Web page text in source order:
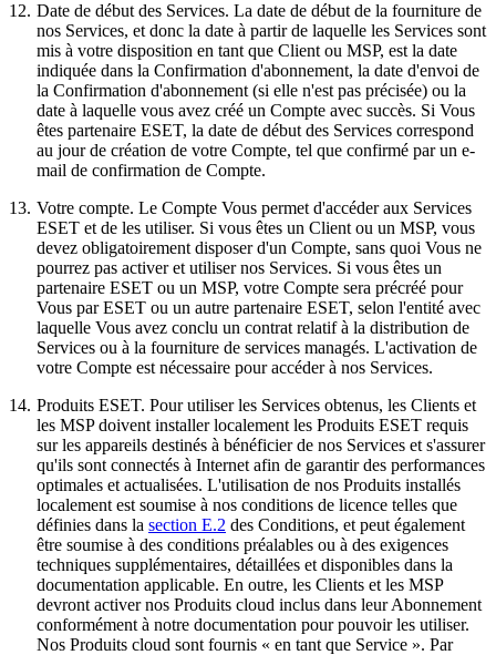
12. Date de début des Services. La date de début de la fourniture de
nos Services, et donc la date à partir de laquelle les Services sont
mis à votre disposition en tant que Client ou MSP, est la date
indiquée dans la Confirmation d'abonnement, la date d'envoi de
la Confirmation d'abonnement (si elle n'est pas précisée) ou la
date à laquelle vous avez créé un Compte avec succès. Si Vous
êtes partenaire ESET, la date de début des Services correspond
au jour de création de votre Compte, tel que confirmé par un e-
mail de confirmation de Compte.
13. Votre compte. Le Compte Vous permet d'accéder aux Services
ESET et de les utiliser. Si vous êtes un Client ou un MSP, vous
devez obligatoirement disposer d'un Compte, sans quoi Vous ne
pourrez pas activer et utiliser nos Services. Si vous êtes un
partenaire ESET ou un MSP, votre Compte sera précréé pour
Vous par ESET ou un autre partenaire ESET, selon l'entité avec
laquelle Vous avez conclu un contrat relatif à la distribution de
Services ou à la fourniture de services managés. L'activation de
votre Compte est nécessaire pour accéder à nos Services.
14. Produits ESET. Pour utiliser les Services obtenus, les Clients et
les MSP doivent installer localement les Produits ESET requis
sur les appareils destinés à bénéficier de nos Services et s'assurer
qu'ils sont connectés à Internet afin de garantir des performances
optimales et actualisées. L'utilisation de nos Produits installés
localement est soumise à nos conditions de licence telles que
définies dans la section E.2 des Conditions, et peut également
être soumise à des conditions préalables ou à des exigences
techniques supplémentaires, détaillées et disponibles dans la
documentation applicable. En outre, les Clients et les MSP
devront activer nos Produits cloud inclus dans leur Abonnement
conformément à notre documentation pour pouvoir les utiliser.
Nos Produits cloud sont fournis « en tant que Service ». Par